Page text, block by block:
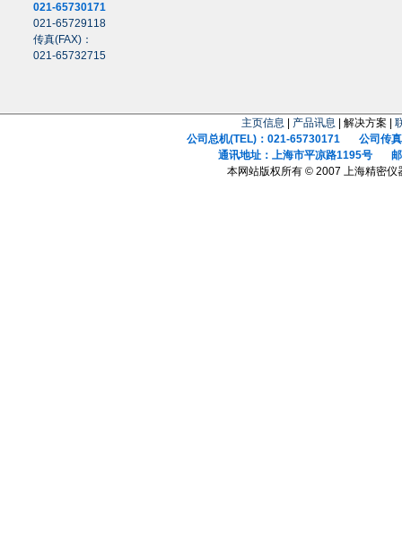
021-65730171
021-65729118
传真(FAX)：
021-65732715
主页信息 产品讯息 | 解决方案 |
公司总机(TEL)：021-65730171 公司传真
通讯地址：上海市平凉路1195号 邮
本网站版权所有 © 2007 上海精密仪